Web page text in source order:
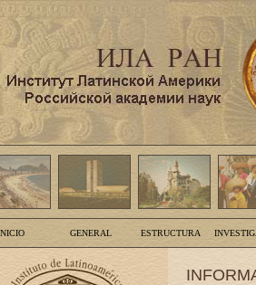
GENERAL ESTRUCTURA